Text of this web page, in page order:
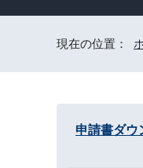
現在の位置：
申請書ダウ